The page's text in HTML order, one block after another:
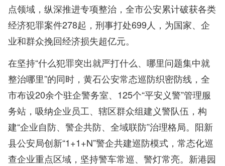
点领域，纵深推进专项整治，全市公安累计破获各类
经济犯罪案件278起，刑事打处699人，为国家、企
业和群众挽回经济损失超亿元。
在坚持“什么犯罪突出就严打什么、哪里问题集中就
整治哪里”的同时，黄石公安常态巡防织密防线，全
市布设20余个驻企警务室、125个“平安义警”管理服
务站，吸纳企业员工、辖区群众组建义警队伍，构
建“企业自防、警企共防、全域联防”治理格局。阳新
县公安局创新“1+1+N”警企共建巡防模式，常态化巡
查企业重点区域，坚持警车常巡、警灯常亮。新港园